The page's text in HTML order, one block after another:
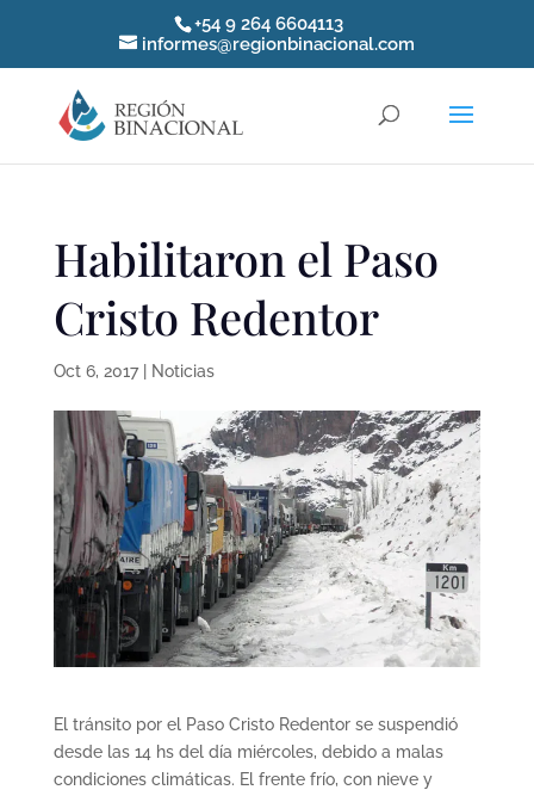
+54 9 264 6604113
informes@regionbinacional.com
Habilitaron el Paso
Cristo Redentor
Oct 6, 2017| Noticias
El tránsito por el Paso Cristo Redentor se suspendió
desde las 14 hs del día miércoles, debido a malas
condiciones climáticas. El frente frío, con nieve y